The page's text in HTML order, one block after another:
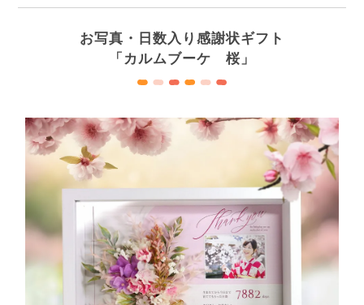
お写真・日数入り感謝状ギフト
「カルムブーケ 桜」